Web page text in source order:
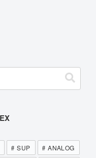
SUP
ANALOG